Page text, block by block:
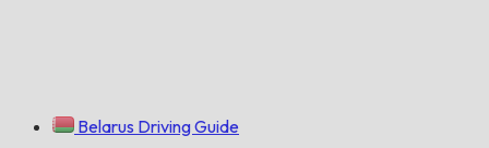
Belarus Driving Guide